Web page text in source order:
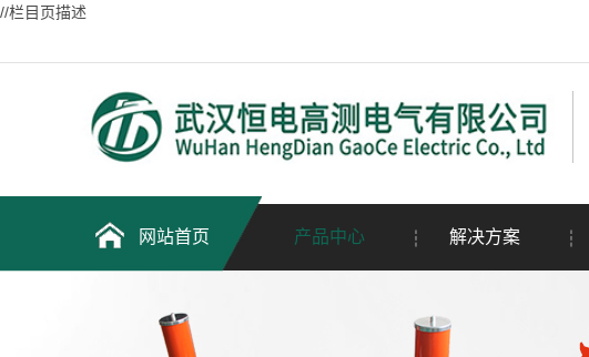
//栏目页描述
网站首页 产品中心 解决方案